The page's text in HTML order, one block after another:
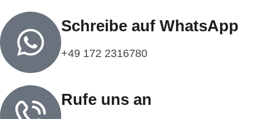
Schreibe auf WhatsApp
+49 172 2316780‬
Rufe uns an